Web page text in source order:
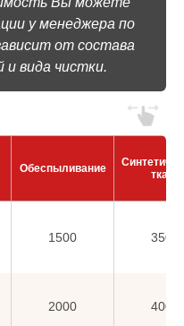
у менеджера по
от состава
и вида чистки.
Обеспыливание
ткани
1500 3500
2000 4000